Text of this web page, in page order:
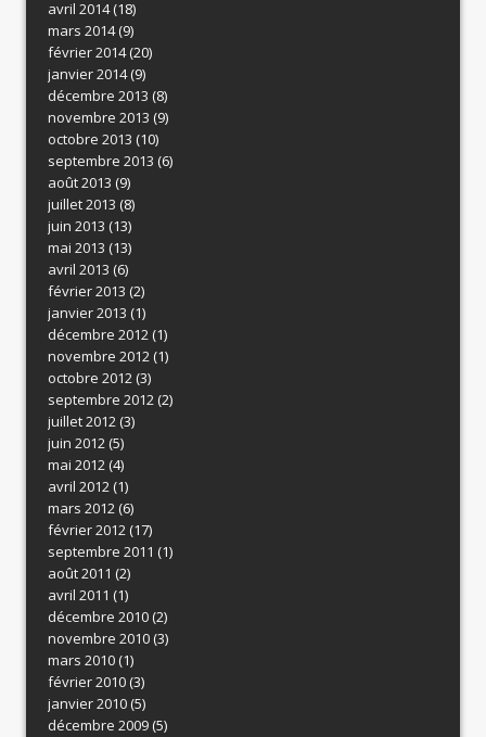
avril 2014(18)
mars 2014(9)
février 2014(20)
janvier 2014(9)
décembre 2013 (8)
novembre 2013 (9)
octobre 2013 (10)
septembre 2013 (6)
août 2013 (9)
juillet 2013 (8)
juin 2013 (13)
mai 2013 (13)
avril 2013 (6)
février 2013 (2)
janvier 2013 (1)
décembre 2012(1)
novembre 2012(1)
octobre 2012(3)
septembre 2012(2)
juillet 2012(3)
juin 2012(5)
mai 2012(4)
avril 2012(1)
mars 2012(6)
février 2012(17)
septembre 2011 (1)
août 2011 (2)
avril 2011 (1)
décembre 2010(2)
novembre 2010(3)
mars 2010(1)
février 2010(3)
janvier 2010(5)
décembre 2009(5)